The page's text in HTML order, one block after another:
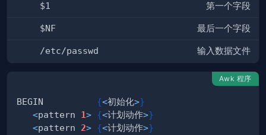
$1 第一个字段
$NF 最后一个字段
/etc/passwd 输入数据文件
Awk 程序
BEGIN {<初始化>}
<pattern 1> {<计划动作>}
<pattern 2> {<计划动作>}